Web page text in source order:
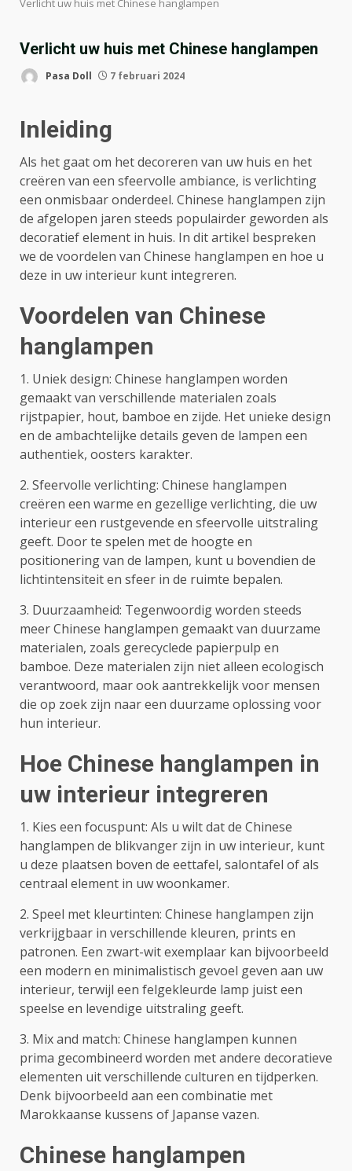
Verlicht uw huis met Chinese hanglampen
Verlicht uw huis met Chinese hanglampen
Pasa Doll 7 februari 2024
Inleiding
Als het gaat om het decoreren van uw huis en het
creëren van een sfeervolle ambiance, is verlichting
een onmisbaar onderdeel. Chinese hanglampen zijn
de afgelopen jaren steeds populairder geworden als
decoratief element in huis. In dit artikel bespreken
we de voordelen van Chinese hanglampen en hoe u
deze in uw interieur kunt integreren.
Voordelen van Chinese
hanglampen
1. Uniek design: Chinese hanglampen worden
gemaakt van verschillende materialen zoals
rijstpapier, hout, bamboe en zijde. Het unieke design
en de ambachtelijke details geven de lampen een
authentiek, oosters karakter.
2. Sfeervolle verlichting: Chinese hanglampen
creëren een warme en gezellige verlichting, die uw
interieur een rustgevende en sfeervolle uitstraling
geeft. Door te spelen met de hoogte en
positionering van de lampen, kunt u bovendien de
lichtintensiteit en sfeer in de ruimte bepalen.
3. Duurzaamheid: Tegenwoordig worden steeds
meer Chinese hanglampen gemaakt van duurzame
materialen, zoals gerecyclede papierpulp en
bamboe. Deze materialen zijn niet alleen ecologisch
verantwoord, maar ook aantrekkelijk voor mensen
die op zoek zijn naar een duurzame oplossing voor
hun interieur.
Hoe Chinese hanglampen in
uw interieur integreren
1. Kies een focuspunt: Als u wilt dat de Chinese
hanglampen de blikvanger zijn in uw interieur, kunt
u deze plaatsen boven de eettafel, salontafel of als
centraal element in uw woonkamer.
2. Speel met kleurtinten: Chinese hanglampen zijn
verkrijgbaar in verschillende kleuren, prints en
patronen. Een zwart-wit exemplaar kan bijvoorbeeld
een modern en minimalistisch gevoel geven aan uw
interieur, terwijl een felgekleurde lamp juist een
speelse en levendige uitstraling geeft.
3. Mix and match: Chinese hanglampen kunnen
prima gecombineerd worden met andere decoratieve
elementen uit verschillende culturen en tijdperken.
Denk bijvoorbeeld aan een combinatie met
Marokkaanse kussens of Japanse vazen.
Chinese hanglampen